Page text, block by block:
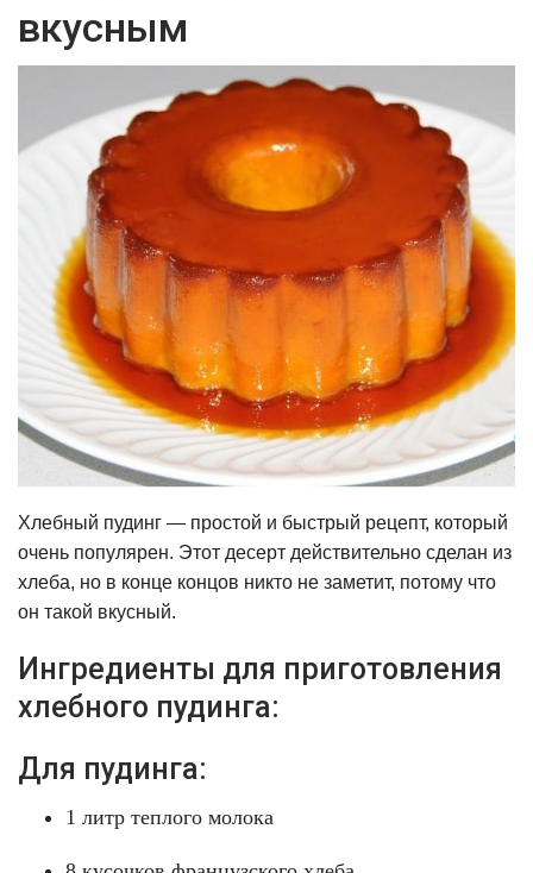
вкусным
Хлебный пудинг — простой и быстрый рецепт, который
очень популярен. Этот десерт действительно сделан из
хлеба, но в конце концов никто не заметит, потому что
он такой вкусный.
Ингредиенты для приготовления
хлебного пудинга:
Для пудинга:
1 литр теплого молока